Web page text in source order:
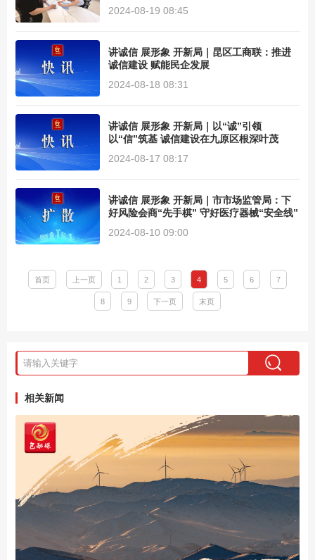
2024-08-19 08:45
讲诚信 展形象 开新局｜昆区工商联：推进
诚信建设 赋能民企发展
2024-08-18 08:31
讲诚信 展形象 开新局｜以“诚”引领
以“信”筑基 诚信建设在九原区根深叶茂
2024-08-17 08:17
讲诚信 展形象 开新局｜市市场监管局：下
好风险会商“先手棋” 守好医疗器械“安全线”
2024-08-10 09:00
首页 上一页 1 2 3 4 5 6 7
8 9 下一页 末页
相关新闻